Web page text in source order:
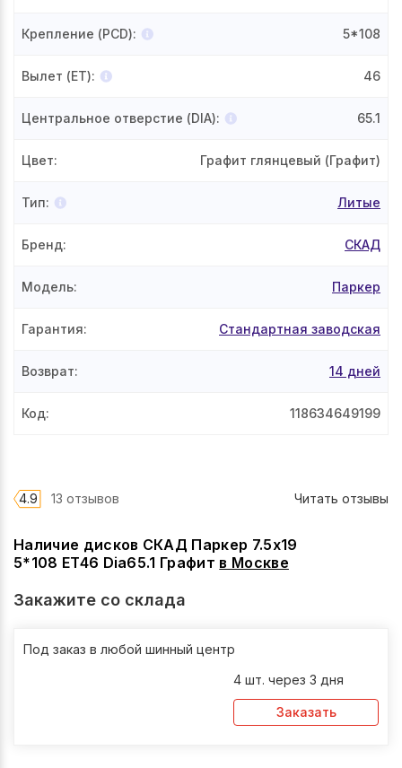
Наличие дисков СКАД Паркер 7.5x19
5*108 ET46 Dia65.1 Графит в Москве
Закажите со склада
Под заказ в любой шинный центр
4 шт. через 3 дня
Заказать
Крепление (PCD): 5*108
Вылет (ET): 46
Центральное отверстие (DIA): 65.1
Цвет: Графит глянцевый (Графит)
Тип: Литые
Бренд: СКАД
Модель: Паркер
Гарантия: Стандартная заводская
Возврат: 14 дней
Код: 118634649199
4.9 13 отзывов Читать отзывы